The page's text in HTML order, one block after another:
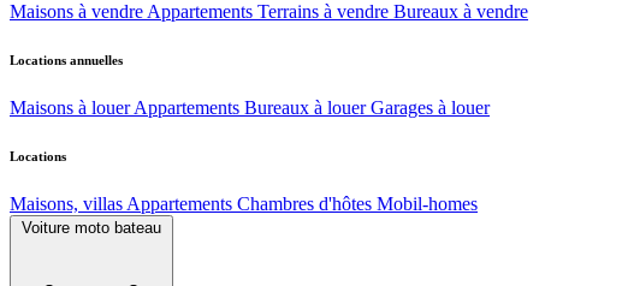
Maisons à vendre Appartements Terrains à vendre Bureaux à vendre
Locations annuelles
Maisons à louer Appartements Bureaux à louer Garages à louer
Locations
Maisons, villas Appartements Chambres d'hôtes Mobil-homes
Voiture moto bateau